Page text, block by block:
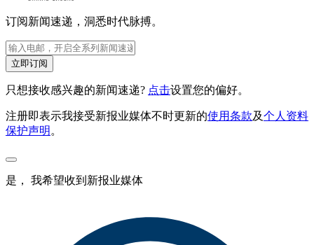
订阅新闻速递，洞悉时代脉搏。
立即订阅
只想接收感兴趣的新闻速递? 点击设置您的偏好。
注册即表示我接受新报业媒体不时更新的使用条款及个人资料
保护声明 。
是， 我希望收到新报业媒体